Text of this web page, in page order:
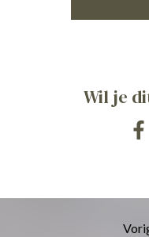
Wil je